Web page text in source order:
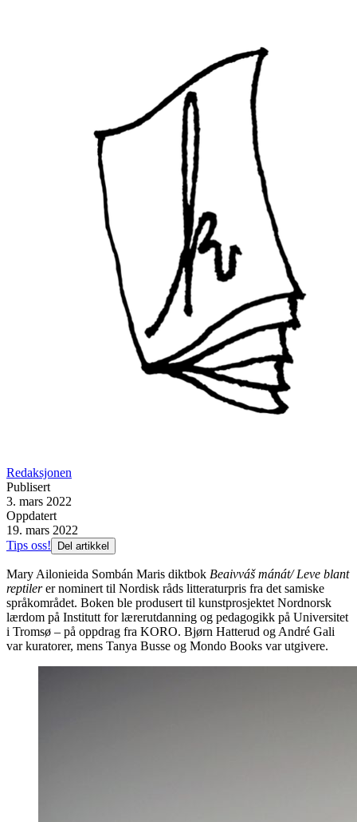
Redaksjonen
Publisert
3. mars 2022
Oppdatert
19. mars 2022
Tips oss!
Del artikkel
Mary Ailonieida Sombán Maris diktbok Beaivváš mánát/ Leve blant
reptilerer nominert til Nordisk råds litteraturpris fra det samiske
språkområdet. Boken ble produsert til kunstprosjektet Nordnorsk
lærdom på Institutt for lærerutdanning og pedagogikk på Universitet
i Tromsø – på oppdrag fra KORO. Bjørn Hatterud og André Gali
var kuratorer, mens Tanya Busse og Mondo Books var utgivere.